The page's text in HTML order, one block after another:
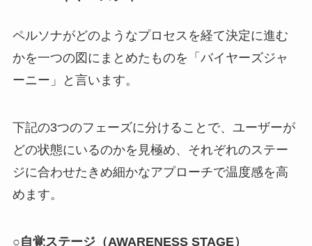
ペルソナがどのようなプロセスを経て決定に進む
かを一つの図にまとめたものを「バイヤーズジャ
ーニー」と言います。
下記の3つのフェーズに分けることで、ユーザーが
どの状態にいるのかを見極め、それぞれのステー
ジに合わせたきめ細かなアプローチで温度感を高
めます。
○自覚ステージ（AWARENESS STAGE）